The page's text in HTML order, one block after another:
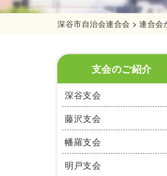
深谷市自治会連合会 > 連合会
支会のご紹介
深谷支会
藤沢支会
幡羅支会
明戸支会